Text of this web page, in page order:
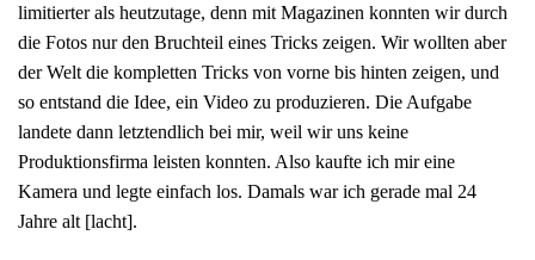
limitierter als heutzutage, denn mit Magazinen konnten wir durch
die Fotos nur den Bruchteil eines Tricks zeigen. Wir wollten aber
der Welt die kompletten Tricks von vorne bis hinten zeigen, und
so entstand die Idee, ein Video zu produzieren. Die Aufgabe
landete dann letztendlich bei mir, weil wir uns keine
Produktionsfirma leisten konnten. Also kaufte ich mir eine
Kamera und legte einfach los. Damals war ich gerade mal 24
Jahre alt [lacht].